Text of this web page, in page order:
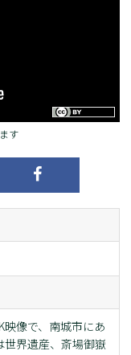
す
像で、南城市にあ
世界遺産、斎場御嶽